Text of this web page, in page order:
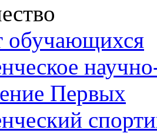
обучающихся
Первых